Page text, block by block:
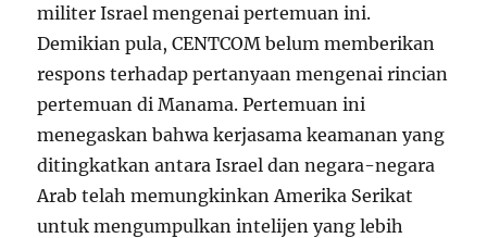
militer Israel mengenai pertemuan ini.
Demikian pula, CENTCOM belum memberikan
respons terhadap pertanyaan mengenai rincian
pertemuan di Manama. Pertemuan ini
menegaskan bahwa kerjasama keamanan yang
ditingkatkan antara Israel dan negara-negara
Arab telah memungkinkan Amerika Serikat
untuk mengumpulkan intelijen yang lebih